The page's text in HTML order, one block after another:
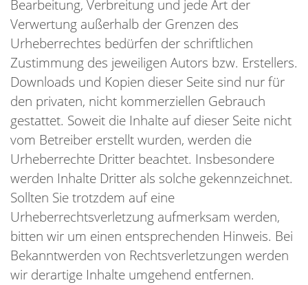
Bearbeitung, Verbreitung und jede Art der
Verwertung außerhalb der Grenzen des
Urheberrechtes bedürfen der schriftlichen
Zustimmung des jeweiligen Autors bzw. Erstellers.
Downloads und Kopien dieser Seite sind nur für
den privaten, nicht kommerziellen Gebrauch
gestattet. Soweit die Inhalte auf dieser Seite nicht
vom Betreiber erstellt wurden, werden die
Urheberrechte Dritter beachtet. Insbesondere
werden Inhalte Dritter als solche gekennzeichnet.
Sollten Sie trotzdem auf eine
Urheberrechtsverletzung aufmerksam werden,
bitten wir um einen entsprechenden Hinweis. Bei
Bekanntwerden von Rechtsverletzungen werden
wir derartige Inhalte umgehend entfernen.